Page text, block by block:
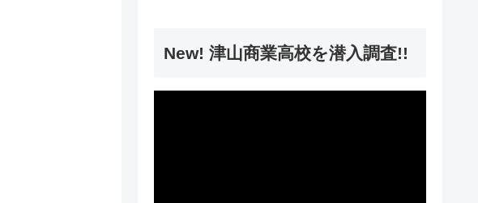
New! 津山商業高校を潜入調査!!